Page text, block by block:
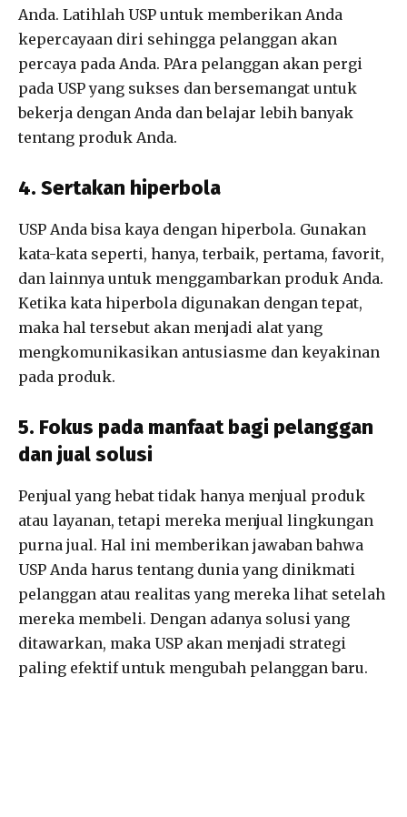
Anda. Latihlah USP untuk memberikan Anda
kepercayaan diri sehingga pelanggan akan
percaya pada Anda. PAra pelanggan akan pergi
pada USP yang sukses dan bersemangat untuk
bekerja dengan Anda dan belajar lebih banyak
tentang produk Anda.
4. Sertakan hiperbola
USP Anda bisa kaya dengan hiperbola. Gunakan
kata-kata seperti, hanya, terbaik, pertama, favorit,
dan lainnya untuk menggambarkan produk Anda.
Ketika kata hiperbola digunakan dengan tepat,
maka hal tersebut akan menjadi alat yang
mengkomunikasikan antusiasme dan keyakinan
pada produk.
5. Fokus pada manfaat bagi pelanggan
dan jual solusi
Penjual yang hebat tidak hanya menjual produk
atau layanan, tetapi mereka menjual lingkungan
purna jual. Hal ini memberikan jawaban bahwa
USP Anda harus tentang dunia yang dinikmati
pelanggan atau realitas yang mereka lihat setelah
mereka membeli. Dengan adanya solusi yang
ditawarkan, maka USP akan menjadi strategi
paling efektif untuk mengubah pelanggan baru.